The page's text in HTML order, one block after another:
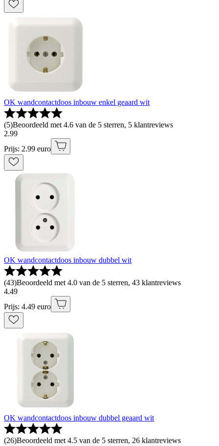
OK wandcontactdoos inbouw enkel geaard wit
(5)Beoordeeld met 4.6 van de 5 sterren, 5 klantreviews
2.99
Prijs: 2.99 euro
OK wandcontactdoos inbouw dubbel wit
(43)Beoordeeld met 4.0 van de 5 sterren, 43 klantreviews
4.49
Prijs: 4.49 euro
OK wandcontactdoos inbouw dubbel geaard wit
(26)Beoordeeld met 4.5 van de 5 sterren, 26 klantreviews